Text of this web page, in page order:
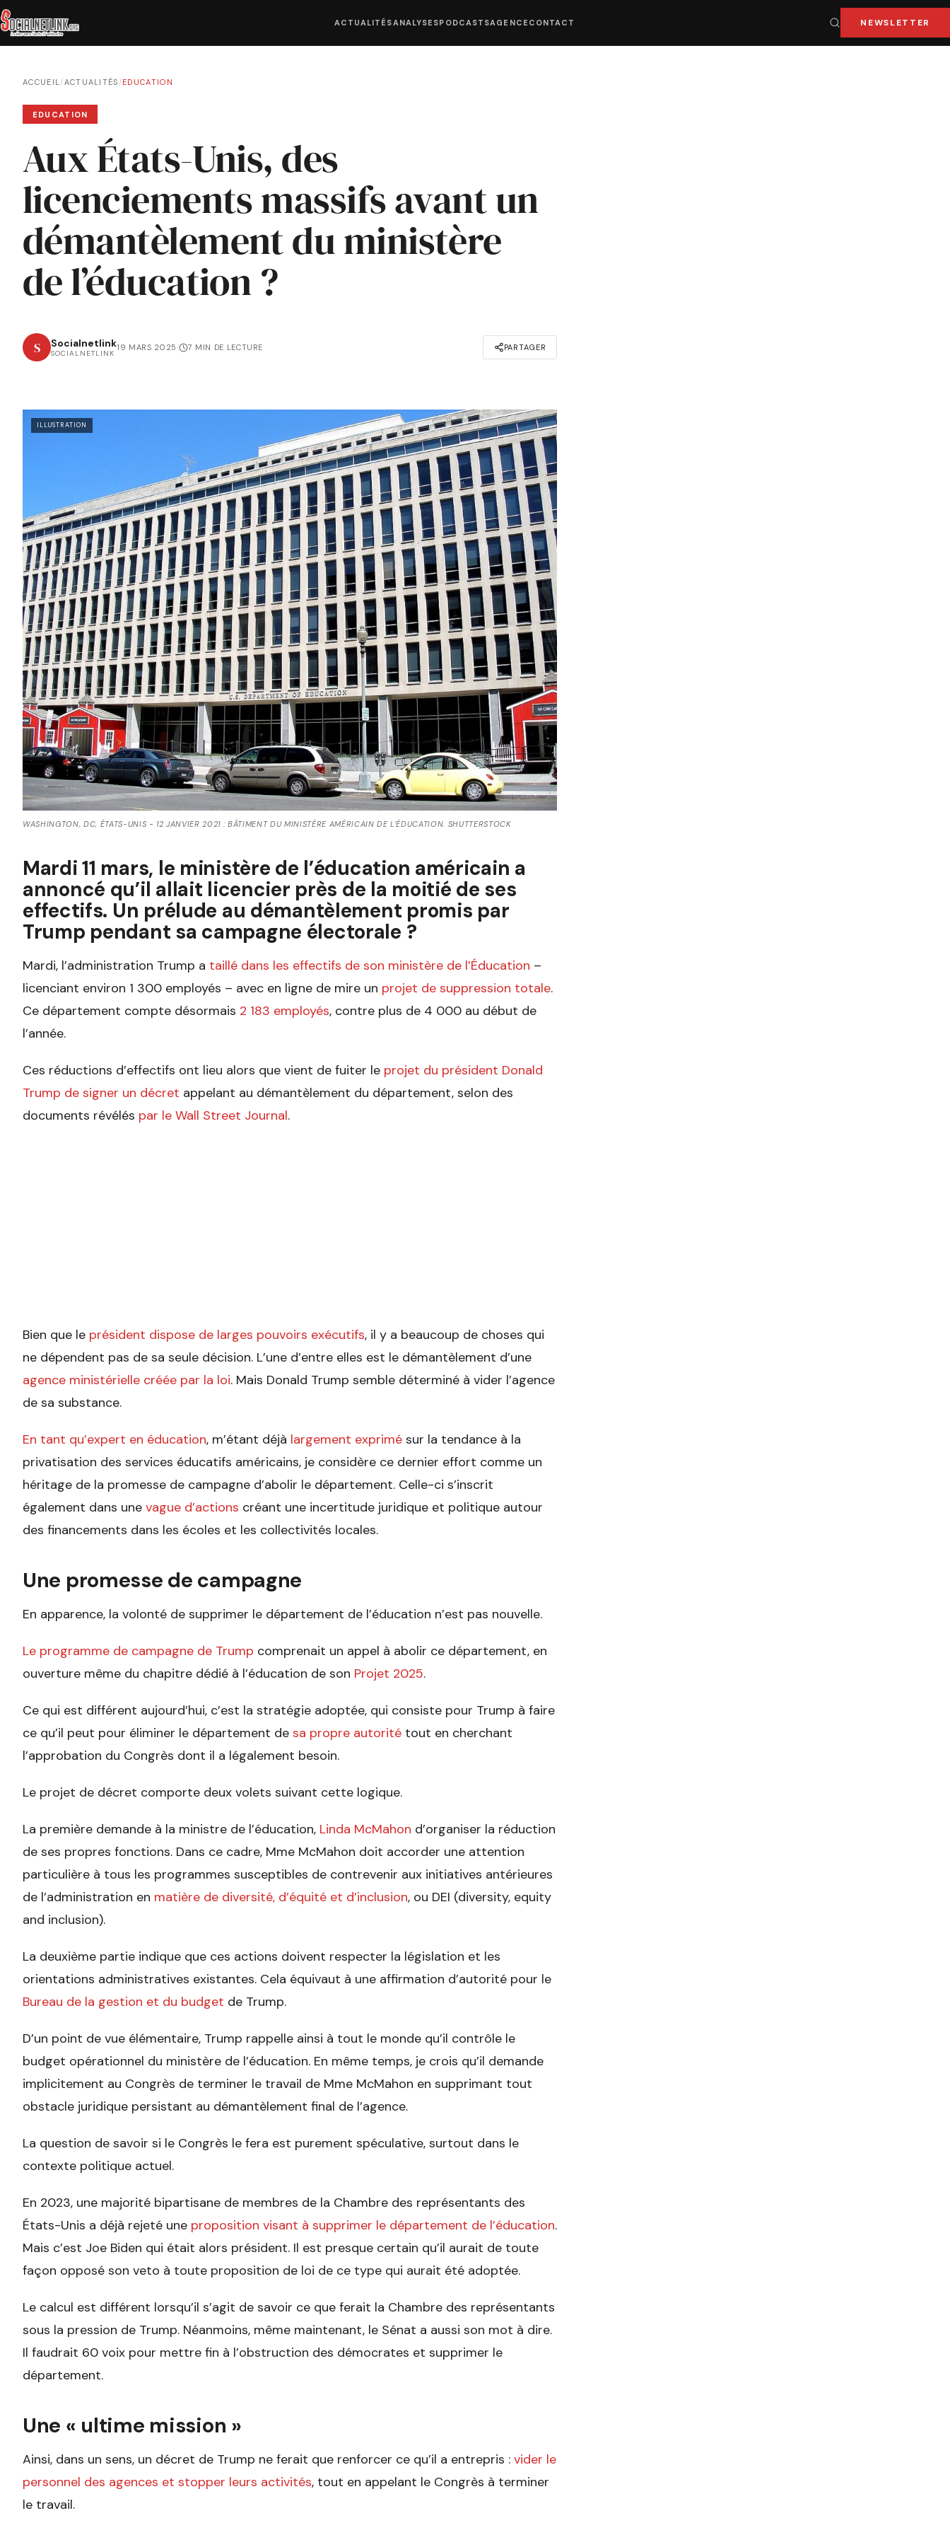
ACTUALITÉSANALYSESPODCASTSAGENCE CONTACT NEWSLETTER
ACCUEIL/ACTUALITÉS /EDUCATION
EDUCATION
Aux États-Unis, des
licenciements massifs avant un
démantèlement du ministère
de l’éducation ?
S Socialnetlink
SOCIALNETLINK
19 MARS 2025· 7 MIN DE LECTURE PARTAGER
ILLUSTRATION
WASHINGTON, DC, ÉTATS-UNIS - 12 JANVIER 2021 : BÂTIMENT DU MINISTÈRE AMÉRICAIN DE L'ÉDUCATION. SHUTTERSTOCK
Mardi 11 mars, le ministère de l’éducation américain a
annoncé qu’il allait licencier près de la moitié de ses
effectifs. Un prélude au démantèlement promis par
Trump pendant sa campagne électorale ?
Mardi, l’administration Trump a taillé dans les effectifs de son ministère de l’Éducation –
licenciant environ 1 300 employés – avec en ligne de mire un projet de suppression totale.
Ce département compte désormais 2 183 employés, contre plus de 4 000 au début de
l’année.
Ces réductions d’effectifs ont lieu alors que vient de fuiter le projet du président Donald
Trump de signer un décret appelant au démantèlement du département, selon des
documents révélés par le Wall Street Journal.
Bien que le président dispose de larges pouvoirs exécutifs, il y a beaucoup de choses qui
ne dépendent pas de sa seule décision. L’une d’entre elles est le démantèlement d’une
agence ministérielle créée par la loi. Mais Donald Trump semble déterminé à vider l’agence
de sa substance.
En tant qu’expert en éducation, m’étant déjà largement exprimé sur la tendance à la
privatisation des services éducatifs américains, je considère ce dernier effort comme un
héritage de la promesse de campagne d’abolir le département. Celle-ci s’inscrit
également dans une vague d’actions créant une incertitude juridique et politique autour
des financements dans les écoles et les collectivités locales.
Une promesse de campagne
En apparence, la volonté de supprimer le département de l’éducation n’est pas nouvelle.
Le programme de campagne de Trump comprenait un appel à abolir ce département, en
ouverture même du chapitre dédié à l’éducation de son Projet 2025.
Ce qui est différent aujourd’hui, c’est la stratégie adoptée, qui consiste pour Trump à faire
ce qu’il peut pour éliminer le département de sa propre autorité tout en cherchant
l’approbation du Congrès dont il a légalement besoin.
Le projet de décret comporte deux volets suivant cette logique.
La première demande à la ministre de l’éducation, Linda McMahon d’organiser la réduction
de ses propres fonctions. Dans ce cadre, Mme McMahon doit accorder une attention
particulière à tous les programmes susceptibles de contrevenir aux initiatives antérieures
de l’administration en matière de diversité, d’équité et d’inclusion, ou DEI (diversity, equity
and inclusion).
La deuxième partie indique que ces actions doivent respecter la législation et les
orientations administratives existantes. Cela équivaut à une affirmation d’autorité pour le
Bureau de la gestion et du budget de Trump.
D’un point de vue élémentaire, Trump rappelle ainsi à tout le monde qu’il contrôle le
budget opérationnel du ministère de l’éducation. En même temps, je crois qu’il demande
implicitement au Congrès de terminer le travail de Mme McMahon en supprimant tout
obstacle juridique persistant au démantèlement final de l’agence.
La question de savoir si le Congrès le fera est purement spéculative, surtout dans le
contexte politique actuel.
En 2023, une majorité bipartisane de membres de la Chambre des représentants des
États-Unis a déjà rejeté une proposition visant à supprimer le département de l’éducation.
Mais c’est Joe Biden qui était alors président. Il est presque certain qu’il aurait de toute
façon opposé son veto à toute proposition de loi de ce type qui aurait été adoptée.
Le calcul est différent lorsqu’il s’agit de savoir ce que ferait la Chambre des représentants
sous la pression de Trump. Néanmoins, même maintenant, le Sénat a aussi son mot à dire.
Il faudrait 60 voix pour mettre fin à l’obstruction des démocrates et supprimer le
département.
Une « ultime mission »
Ainsi, dans un sens, un décret de Trump ne ferait que renforcer ce qu’il a entrepris : vider le
personnel des agences et stopper leurs activités, tout en appelant le Congrès à terminer
le travail.